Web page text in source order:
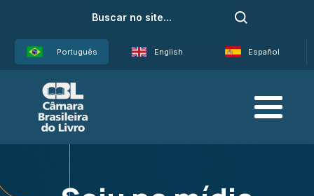
Português English Español